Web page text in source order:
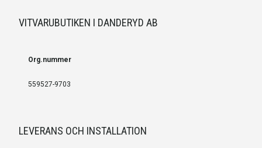
VITVARUBUTIKEN I DANDERYD AB
Org.nummer
559527-9703
LEVERANS OCH INSTALLATION